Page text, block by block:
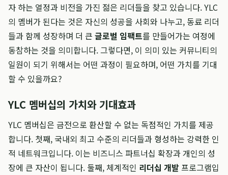
자 하는 열정과 비전을 가진 젊은 리더들을 찾고 있습니다. YLC
의 멤버가 된다는 것은 자신의 성공을 사회와 나누고, 동료 리더
들과 함께 성장하며 더 큰 글로벌 임팩트를 만들어가는 여정에
동참하는 것을 의미합니다. 그렇다면, 이 의미 있는 커뮤니티의
일원이 되기 위해서는 어떤 과정이 필요하며, 어떤 가치를 기대
할 수 있을까요?
YLC 멤버십의 가치와 기대효과
YLC 멤버십은 금전으로 환산할 수 없는 독점적인 가치를 제공
합니다. 첫째, 국내외 최고 수준의 리더들과 형성하는 강력한 인
적 네트워크입니다. 이는 비즈니스 파트너십 확장과 개인의 성
장에 큰 자산이 됩니다. 둘째, 체계적인 리더십 개발프로그램입